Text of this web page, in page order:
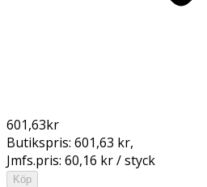
601,63kr
Butikspris: 601,63 kr,
Jmfs.pris: 60,16 kr / styck
Köp